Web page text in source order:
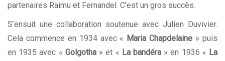
partenaires Raimu et Fernandel. C’est un gros succès.
S’ensuit une collaboration soutenue avec Julien Duvivier.
Cela commence en 1934 avec « Maria Chapdelaine » puis
en 1935 avec « Golgotha» et « La bandéra» en 1936 « La